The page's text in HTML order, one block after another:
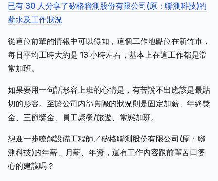
已有 30 人分享了矽格聯測股份有限公司(原：聯測科技)的
薪水及工作狀況
從這位前輩的情報中可以得知，這個工作地點位在新竹市，
每日平均工時大約是 13 小時左右，基本上在這工作都是常
常加班。
如果要用一句話形容上班的心情是，有苦說不出應該是最貼
切的形容。至於公司內部實際的狀況則是固定加薪、年終獎
金、三節獎金、員工聚餐/旅遊、常態加班。
想進一步瞭解設備工程師／矽格聯測股份有限公司(原：聯
測科技)的年薪、月薪、年資，還有工作內容跟前輩苦口婆
心的建議嗎？